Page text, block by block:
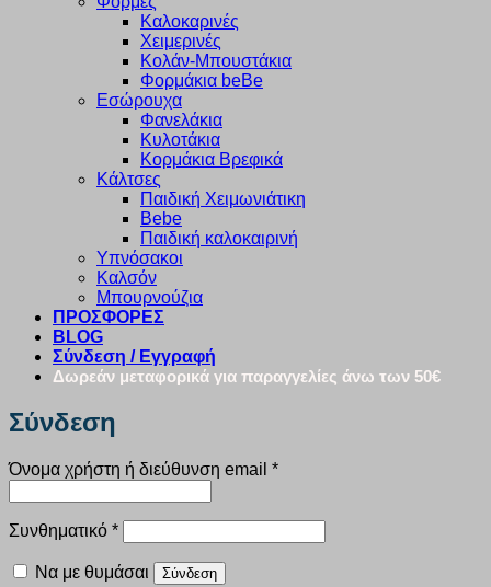
Καλοκαρινές
Χειμερινές
Κολάν-Μπουστάκια
Φορμάκια beBe
Εσώρουχα
Φανελάκια
Κυλοτάκια
Κορμάκια Βρεφικά
Κάλτσες
Παιδική Χειμωνιάτικη
Bebe
Παιδική καλοκαιρινή
Υπνόσακοι
Καλσόν
Μπουρνούζια
ΠΡΟΣΦΟΡΕΣ
BLOG
Σύνδεση / Εγγραφή
Δωρεάν μεταφορικά για παραγγελίες άνω των 50€
Σύνδεση
Όνομα χρήστη ή διεύθυνση email *Απαιτείται
Συνθηματικό *Απαιτείται
Να με θυμάσαι Σύνδεση